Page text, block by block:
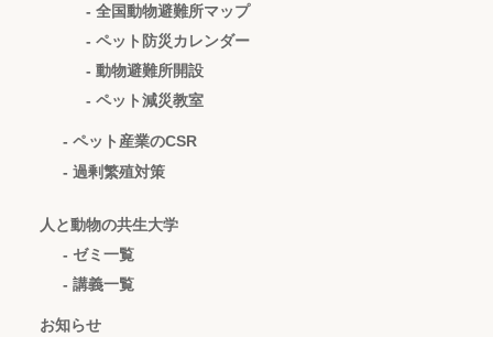
- 全国動物避難所マップ
- ペット防災カレンダー
- 動物避難所開設
- ペット減災教室
- ペット産業のCSR
- 過剰繁殖対策
人と動物の共生大学
- ゼミ一覧
- 講義一覧
お知らせ